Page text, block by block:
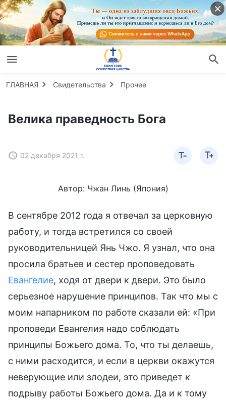
ГЛАВНАЯ Свидетельства Прочее
Велика праведность Бога
02 декабря 2021 г.
Автор: Чжан Линь (Япония)
В сентябре 2012 года я отвечал за церковную
работу, и тогда встретился со своей
руководительницей Янь Чжо. Я узнал, что она
просила братьев и сестер проповедовать
Евангелие, ходя от двери к двери. Это было
серьезное нарушение принципов. Так что мы с
моим напарником по работе сказали ей: «При
проповеди Евангелия надо соблюдать
принципы Божьего дома. То, что ты делаешь,
с ними расходится, и если в церкви окажутся
неверующие или злодеи, это приведет к
подрыву работы Божьего дома. Да и к тому